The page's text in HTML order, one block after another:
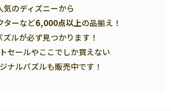
気のディズニーから
ターなど6,000点以上の品揃え！
ズルが必ず見つかります！
セールやここでしか買えない
ナルパズルも販売中です！